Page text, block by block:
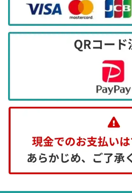
ご提供頂きました個人情
訂正・削除・利用停止等の
使される場合は、適切に対
（個人情報を提供すること
情報を提供しなかった場合
個人情報をご提供いただく
任意です。
しかし必要な情報の一部を
い場合には、サービスのご
合がございます。あらか